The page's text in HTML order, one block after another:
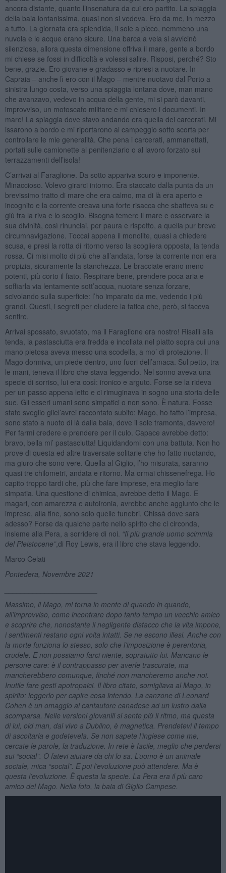
ancora distante, quanto l’insenatura da cui ero partito. La spiaggia
della baia lontanissima, quasi non si vedeva. Ero da me, in mezzo
a tutto. La giornata era splendida, il sole a picco, nemmeno una
nuvola e le acque erano sicure. Una barca a vela si avvicinò
silenziosa, allora questa dimensione offriva il mare, gente a bordo
mi chiese se fossi in difficoltà e volessi salire. Risposi, perché? Sto
bene, grazie. Ero giovane e gradasso e ripresi a nuotare. In
Capraia – anche lì ero con il Mago – mentre nuotavo dal Porto a
sinistra lungo costa, verso una spiaggia lontana dove, man mano
che avanzavo, vedevo in acqua della gente, mi si parò davanti,
improvviso, un motoscafo militare e mi chiesero i documenti. In
mare! La spiaggia dove stavo andando era quella dei carcerati. Mi
issarono a bordo e mi riportarono al campeggio sotto scorta per
controllare le mie generalità. Che pena i carcerati, ammanettati,
portati sulle camionette al penitenziario o al lavoro forzato sui
terrazzamenti dell’isola!
C’arrivai al Faraglione. Da sotto appariva scuro e imponente.
Minaccioso. Volevo girarci intorno. Era staccato dalla punta da un
brevissimo tratto di mare che era calmo, ma di là era aperto e
incognito e la corrente creava una forte risacca che sbatteva su e
giù tra la riva e lo scoglio. Bisogna temere il mare e osservare la
sua divinità, così rinunciai, per paura e rispetto, a quella pur breve
circumnavigazione. Toccai appena il monolite, quasi a chiedere
scusa, e presi la rotta di ritorno verso la scogliera opposta, la tenda
rossa. Ci misi molto di più che all’andata, forse la corrente non era
propizia, sicuramente la stanchezza. Le bracciate erano meno
potenti, più corto il fiato. Respirare bene, prendere poca aria e
soffiarla via lentamente sott’acqua, nuotare senza forzare,
scivolando sulla superficie: l’ho imparato da me, vedendo i più
grandi. Questi, i segreti per eludere la fatica che, però, si faceva
sentire.
Arrivai spossato, svuotato, ma il Faraglione era nostro! Risalii alla
tenda, la pastasciutta era fredda e incollata nel piatto sopra cui una
mano pietosa aveva messo una scodella, a mo’ di protezione. Il
Mago dormiva, un piede dentro, uno fuori dell’amaca. Sul petto, tra
le mani, teneva il libro che stava leggendo. Nel sonno aveva una
specie di sorriso, lui era così: ironico e arguto. Forse se la rideva
per un passo appena letto e ci rimuginava in sogno una storia delle
sue. Gli esseri umani sono simpatici o non sono. È natura. Fosse
stato sveglio gliel’avrei raccontato subito: Mago, ho fatto l’impresa,
sono stato a nuoto di là dalla baia, dove il sole tramonta, davvero!
Per farmi credere e prendere per il culo. Capace avrebbe detto:
bravo, bella mi’ pastasciutta! Liquidandomi con una battuta. Non ho
prove di questa ed altre traversate solitarie che ho fatto nuotando,
ma giuro che sono vere. Quella al Giglio, l’ho misurata, saranno
quasi tre chilometri, andata e ritorno. Ma ormai chissenefrega. Ho
capito troppo tardi che, più che fare imprese, era meglio fare
simpatia. Una questione di chimica, avrebbe detto il Mago. E
magari, con amarezza e autoironia, avrebbe anche aggiunto che le
imprese, alla fine, sono solo quelle funebri. Chissà dove sarà
adesso? Forse da qualche parte nello spirito che ci circonda,
insieme alla Pera, a sorridere di noi. “Il più grande uomo scimmia
del Pleistocene”,di Roy Lewis, era il libro che stava leggendo.
Marco Celati
Pontedera, Novembre 2021
Massimo, il Mago, mi torna in mente di quando in quando,
all’improvviso, come incontrare dopo tanto tempo un vecchio amico
e scoprire che, nonostante il negligente distacco che la vita impone,
i sentimenti restano ogni volta intatti. Se ne escono illesi. Anche con
la morte funziona lo stesso, solo che l’imposizione è perentoria,
crudele. E non possiamo farci niente, sopratutto lui. Mancano le
persone care: è il contrappasso per averle trascurate, ma
mancherebbero comunque, finché non mancheremo anche noi.
Inutile fare gesti apotropaici. Il libro citato, somigliava al Mago, in
spirito: leggerlo per capire cosa intendo. La canzone di Leonard
Cohen è un omaggio al cantautore canadese ad un lustro dalla
scomparsa. Nelle versioni giovanili si sente più il ritmo, ma questa
di lui, old man, dal vivo a Dublino, è magnetica. Prendetevi il tempo
di ascoltarla e godetevela. Se non sapete l’inglese come me,
cercate le parole, la traduzione. In rete è facile, meglio che perdersi
sui “social”. O fatevi aiutare da chi lo sa. L’uomo è un animale
sociale, mica “social”. E poi l’evoluzione può attendere. Ma è
questa l’evoluzione. È questa la specie. La Pera era il più caro
amico del Mago. Nella foto, la baia di Giglio Campese.